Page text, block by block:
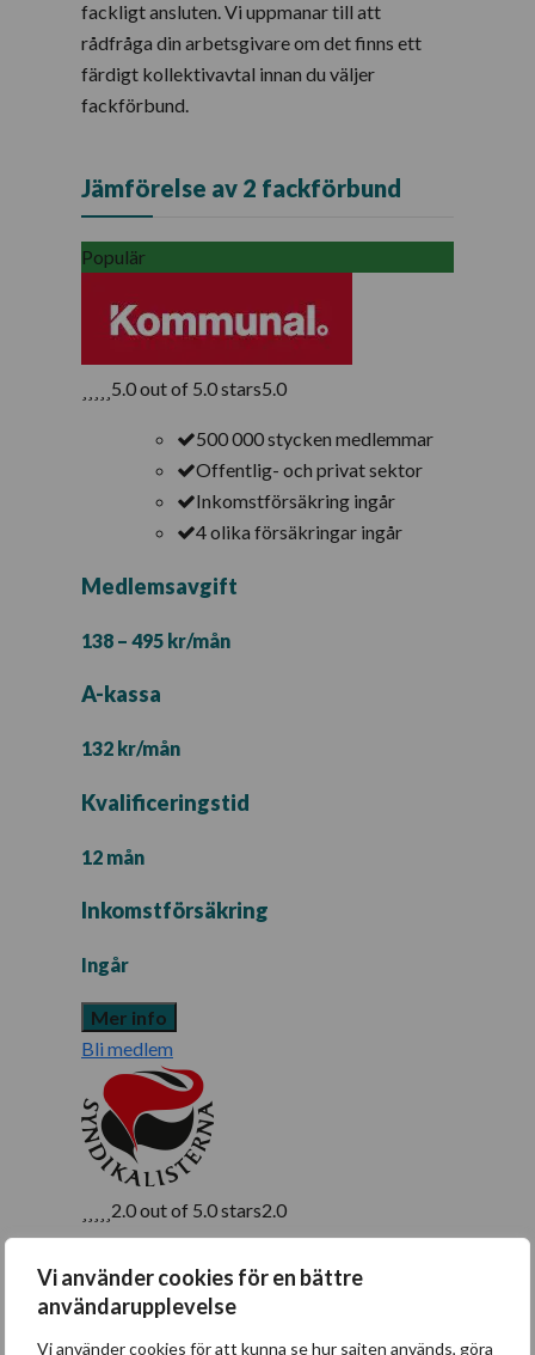
Vi använder cookies för en bättre
användarupplevelse
Vi använder cookies för att kunna se hur sajten används, göra
fackligt ansluten. Vi uppmanar till att
rådfråga din arbetsgivare om det finns ett
färdigt kollektivavtal innan du väljer
fackförbund.
Jämförelse av 2 fackförbund
Populär
5.0 out of 5.0 stars5.0
500 000 stycken medlemmar
Offentlig- och privat sektor
Inkomstförsäkring ingår
4 olika försäkringar ingår
Medlemsavgift
138 – 495 kr/mån
A-kassa
132 kr/mån
Kvalificeringstid
12 mån
Inkomstförsäkring
Ingår
Mer info
Bli medlem
2.0 out of 5.0 stars2.0
Har ingen egen a-kassa
Krånglig hemsida